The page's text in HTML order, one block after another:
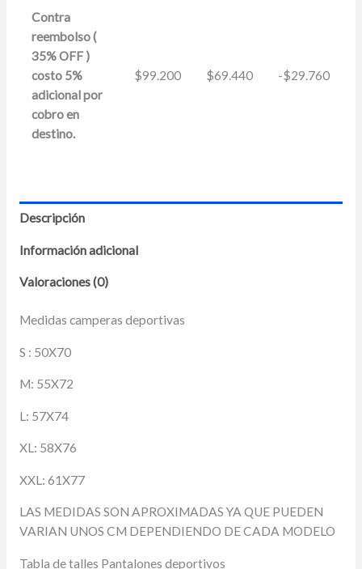
Contra
reembolso (
35% OFF )
costo 5%
adicional por
cobro en
destino.
$99.200 $69.440 -$29.760
Descripción
Información adicional
Valoraciones (0)
Medidas camperas deportivas
S : 50X70
M: 55X72
L: 57X74
XL: 58X76
XXL: 61X77
LAS MEDIDAS SON APROXIMADAS YA QUE PUEDEN
VARIAN UNOS CM DEPENDIENDO DE CADA MODELO
Tabla de talles Pantalones deportivos